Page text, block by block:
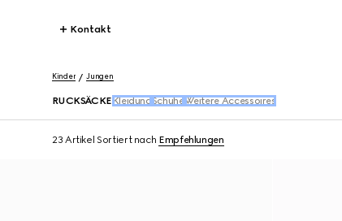
Kontakt
Kinder Jungen
RUCKSÄCKE Kleidung Schuhe Weitere Accessoires
23 Artikel Sortiert nach Empfehlungen